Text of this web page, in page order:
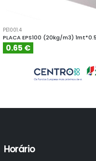
PE1001.4
PLACA EPS100 (20kg/m3)
0.65 €
Horário